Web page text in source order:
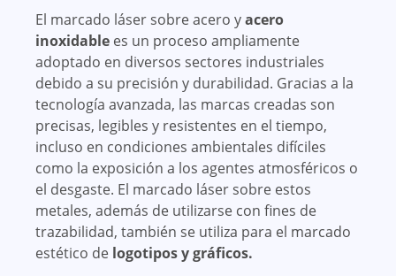
El marcado láser sobre acero yacero
inoxidable es un proceso ampliamente
adoptado en diversos sectores industriales
debido a su precisión y durabilidad. Gracias a la
tecnología avanzada, las marcas creadas son
precisas, legibles y resistentes en el tiempo,
incluso en condiciones ambientales difíciles
como la exposición a los agentes atmosféricos o
el desgaste. El marcado láser sobre estos
metales, además de utilizarse con fines de
trazabilidad, también se utiliza para el marcado
estético de logotipos y gráficos.